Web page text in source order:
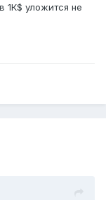
1К$ уложится не